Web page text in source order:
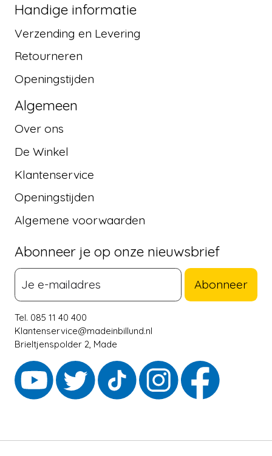
Handige informatie
Verzending en Levering
Retourneren
Openingstijden
Algemeen
Over ons
De Winkel
Klantenservice
Openingstijden
Algemene voorwaarden
Abonneer je op onze nieuwsbrief
Abonneer
Tel. 085 11 40 400
Klantenservice@madeinbillund.nl
Brieltjenspolder 2, Made